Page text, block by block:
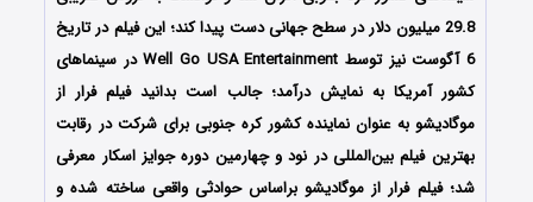
29.8 میلیون دلار در سطح جهانی دست پیدا کند؛ این فیلم در تاریخ
6 آگوست نیز توسط Well Go USA Entertainment در سینماهای
کشور آمریکا به نمایش درآمد؛ جالب است بدانید فیلم فرار از
موگادیشو به عنوان نماینده کشور کره‌ جنوبی برای شرکت در رقابت
بهترین فیلم بین‌المللی در نود و چهارمین دوره جوایز اسکار معرفی
شد؛ فیلم فرار از موگادیشو براساس حوادثی واقعی ساخته شده و